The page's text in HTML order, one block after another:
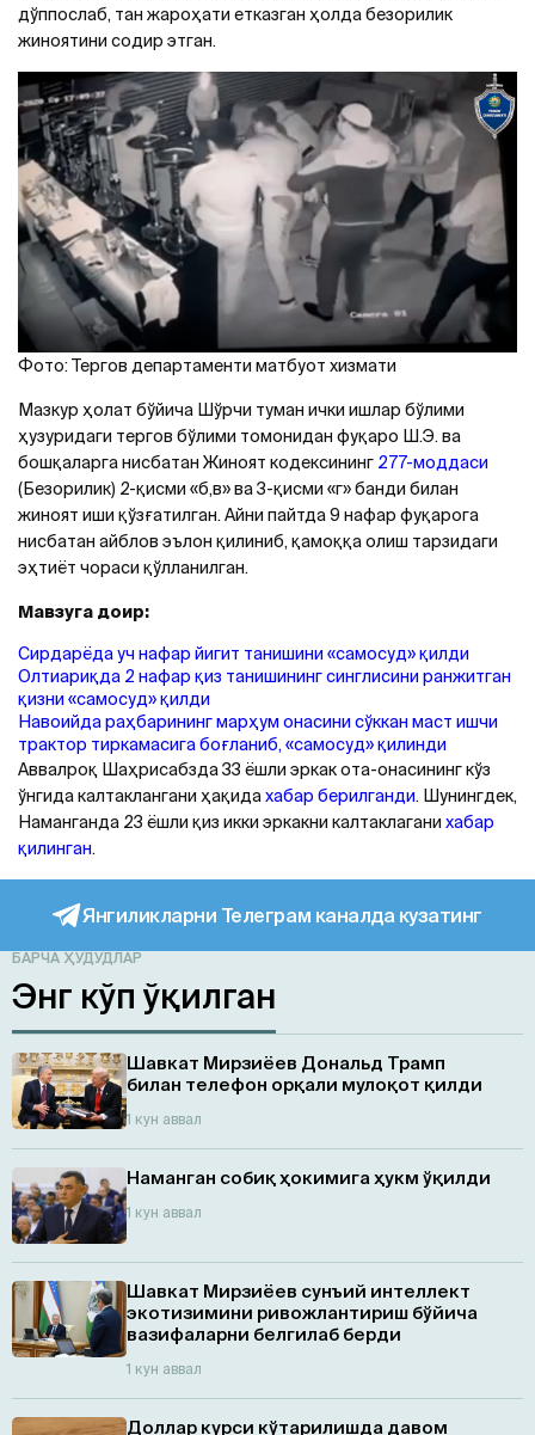
дўппослаб, тан жароҳати етказган ҳолда безорилик
жиноятини содир этган.
Фото: Тергов департаменти матбуот хизмати
Мазкур ҳолат бўйича Шўрчи туман ички ишлар бўлими
ҳузуридаги тергов бўлими томонидан фуқаро Ш.Э. ва
бошқаларга нисбатан Жиноят кодексининг 277-моддаси
(Безорилик) 2-қисми «б,в» ва 3-қисми «г» банди билан
жиноят иши қўзғатилган. Aйни пайтда 9 нафар фуқарога
нисбатан айблов эълон қилиниб, қамоққа олиш тарзидаги
эҳтиёт чораси қўлланилган.
Мавзуга доир:
Сирдарёда уч нафар йигит танишини «самосуд» қилди
Олтиариқда 2 нафар қиз танишининг синглисини ранжитган
қизни «самосуд» қилди
Навоийда раҳбарининг марҳум онасини сўккан маст ишчи
трактор тиркамасига боғланиб, «самосуд» қилинди
Aввалроқ Шаҳрисабзда 33 ёшли эркак ота-онасининг кўз
ўнгида калтаклангани ҳақидахабар берилганди. Шунингдек,
Наманганда 23 ёшли қиз икки эркакни калтаклагани хабар
қилинган.
Янгиликларни Телеграм каналда кузатинг
БАРЧА ҲУДУДЛАР
Энг кўп ўқилган
Шавкат Мирзиёев Дональд Трамп
билан телефон орқали мулоқот қилди
1 кун аввал
Наманган собиқ ҳокимига ҳукм ўқилди
1 кун аввал
Шавкат Мирзиёев сунъий интеллект
экотизимини ривожлантириш бўйича
вазифаларни белгилаб берди
1 кун аввал
Доллар курси кўтарилишда давом